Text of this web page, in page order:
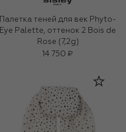
Палетка теней для век Phyto-
Eye Palette, оттенок 2 Bois de
Rose (7,2g)
14 750 ₽